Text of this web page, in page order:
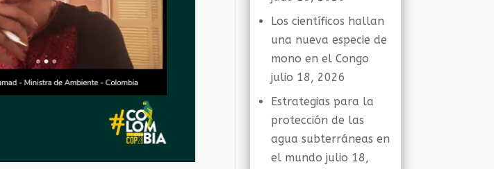
Los científicos hallan
una nueva especie de
mono en el Congo
julio 18, 2026
Estrategias para la
protección de las
agua subterráneas en
el mundo julio 18,